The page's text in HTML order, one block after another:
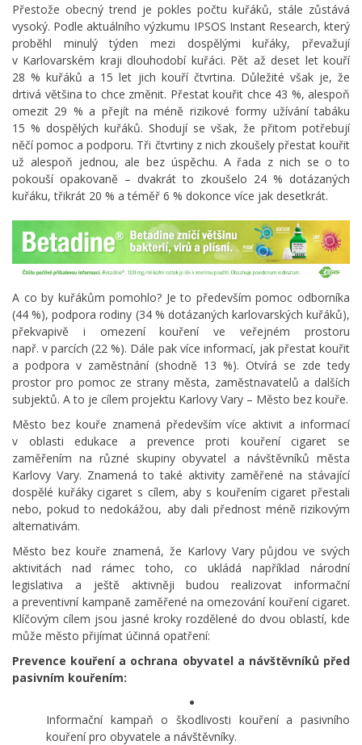
Přestože obecný trend je pokles počtu kuřáků, stále zůstává
vysoký. Podle aktuálního výzkumu IPSOS Instant Research, který
proběhl minulý týden mezi dospělými kuřáky, převažují
v Karlovarském kraji dlouhodobí kuřáci. Pět až deset let kouří
28 % kuřáků a 15 let jich kouří čtvrtina. Důležité však je, že
drtivá většina to chce změnit. Přestat kouřit chce 43 %, alespoň
omezit 29 % a přejít na méně rizikové formy užívání tabáku
15 % dospělých kuřáků. Shodují se však, že přitom potřebují
něčí pomoc a podporu. Tři čtvrtiny z nich zkoušely přestat kouřit
už alespoň jednou, ale bez úspěchu. A řada z nich se o to
pokouší opakovaně – dvakrát to zkoušelo 24 % dotázaných
kuřáku, třikrát 20 % a téměř 6 % dokonce více jak desetkrát.
A co by kuřákům pomohlo? Je to především pomoc odborníka
(44 %), podpora rodiny (34 % dotázaných karlovarských kuřáků),
překvapivě i omezení kouření ve veřejném prostoru
např. v parcích (22 %). Dále pak více informací, jak přestat kouřit
a podpora v zaměstnání (shodně 13 %). Otvírá se zde tedy
prostor pro pomoc ze strany města, zaměstnavatelů a dalších
subjektů. A to je cílem projektu Karlovy Vary – Město bez kouře.
Město bez kouře znamená především více aktivit a informací
v oblasti edukace a prevence proti kouření cigaret se
zaměřením na různé skupiny obyvatel a návštěvníků města
Karlovy Vary. Znamená to také aktivity zaměřené na stávající
dospělé kuřáky cigaret s cílem, aby s kouřením cigaret přestali
nebo, pokud to nedokážou, aby dali přednost méně rizikovým
alternativám.
Město bez kouře znamená, že Karlovy Vary půjdou ve svých
aktivitách nad rámec toho, co ukládá například národní
legislativa a ještě aktivněji budou realizovat informační
a preventivní kampaně zaměřené na omezování kouření cigaret.
Klíčovým cílem jsou jasné kroky rozdělené do dvou oblastí, kde
může město přijímat účinná opatření:
Prevence kouření a ochrana obyvatel a návštěvníků před
pasivním kouřením:
Informační kampaň o škodlivosti kouření a pasivního
kouření pro obyvatele a návštěvníky.